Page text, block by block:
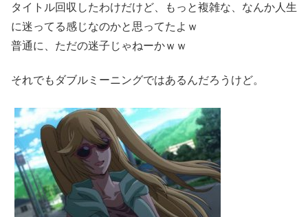
タイトル回収したわけだけど、もっと複雑な、なんか人生
に迷ってる感じなのかと思ってたよｗ
普通に、ただの迷子じゃねーかｗｗ
それでもダブルミーニングではあるんだろうけど。